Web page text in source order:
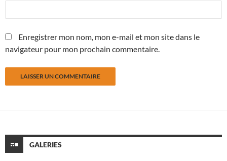
Enregistrer mon nom, mon e-mail et mon site dans le
navigateur pour mon prochain commentaire.
GALERIES